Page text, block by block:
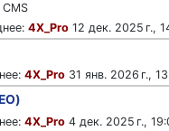
4X_Pro 12 дек. 2025 г.,
4X_Pro 31 янв. 2026 г.,
4X_Pro 4 дек. 2025 г.,